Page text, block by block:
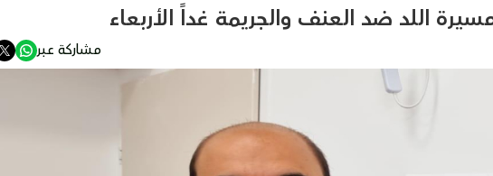
اللد ضد العنف والجريمة غداً الأربعاء
مشاركة عبر